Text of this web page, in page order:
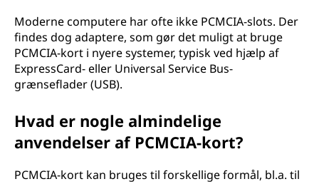
Moderne computere har ofte ikke PCMCIA-slots. Der
findes dog adaptere, som gør det muligt at bruge
PCMCIA-kort i nyere systemer, typisk ved hjælp af
ExpressCard- eller Universal Service Bus-
grænseflader (USB).
Hvad er nogle almindelige
anvendelser af PCMCIA-kort?
PCMCIA-kort kan bruges til forskellige formål, bl.a. til